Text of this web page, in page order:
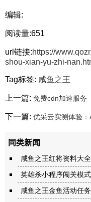
编辑:
阅读量:651
url链接:https://
shou-xian-yu-zhi-
Tag标签: 咸鱼之王
上一篇: 免费cdn加速服务
下一篇: 优采云实测体验
同类新闻
咸鱼之王红将资料大全
英雄杀小程序闯关模
咸鱼之王金鱼活动任